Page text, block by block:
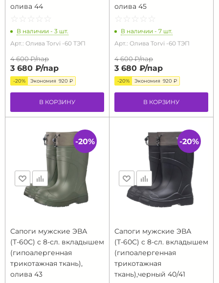
олива 44
☆ ☆ ☆ ☆ ☆
★ ★ ★ ★ ★
В наличии - 3 шт.
Арт.: Олива Torvi -60 ТЭП
4 600 ₽/пар
3 680 ₽/пар
-20% Экономия 920 ₽
В КОРЗИНУ
олива 45
☆ ☆ ☆ ☆ ☆
★ ★ ★ ★ ★
В наличии - 7 шт.
Арт.: Олива Torvi -60 ТЭП
4 600 ₽/пар
3 680 ₽/пар
-20% Экономия 920 ₽
В КОРЗИНУ
Сапоги мужские ЭВА
(Т-60С) с 8-сл. вкладышем
(гипоалергенная
трикотажная ткань),
олива 43
-20%
Сапоги мужские ЭВА
(Т-60С) с 8-сл. вкладышем
(гипоалергенная
трикотажная
ткань),черный 40/41
-20%